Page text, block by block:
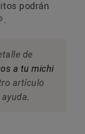
podrán
de
a tu michi
artículo